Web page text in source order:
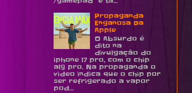
Propaganda
Enganosa Da
Apple
O Absurdo é
dito na
divulgação do
iphone 17 pro, com o chip
a19 pro. Na propaganda o
video indica que o chip por
ser refrigerado a vapor
pod...